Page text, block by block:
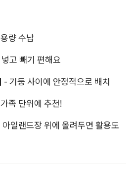
량 수납
고 빼기 편해요
- 기둥 사이에 안정적으로 배치
족 단위에 추천!
일랜드장 위에 올려두면 활용도